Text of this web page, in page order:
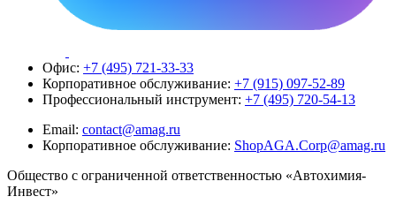
Офис: +7 (495) 721-33-33
Корпоративное обслуживание: +7 (915) 097-52-89
Профессиональный инструмент: +7 (495) 720-54-13
Email: contact@amag.ru
Корпоративное обслуживание: ShopAGA.Corp@amag.ru
Общество с ограниченной ответственностью «Автохимия-
Инвест»